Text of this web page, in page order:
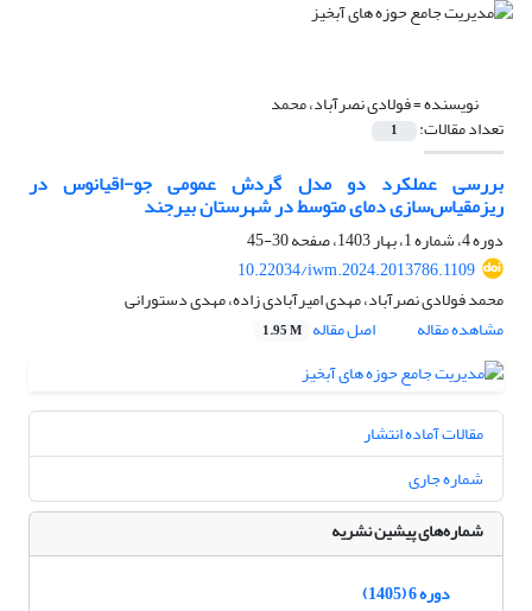
نویسنده =فولادی نصرآباد، محمد
تعداد مقالات: 1
بررسی عملکرد دو مدل گردش عمومی جو-اقیانوس در
ریزمقیاس‌سازی دمای متوسط در شهرستان بیرجند
دوره 4، شماره 1، بهار 1403، صفحه
30-45
10.22034/iwm.2024.2013786.1109
محمد فولادی نصرآباد، مهدی امیرآبادی زاده، مهدی دستورانی
مشاهده مقاله
اصل مقاله 1.95 M
مقالات آماده انتشار
شماره جاری
شماره‌های پیشین نشریه
دوره 6 (1405)